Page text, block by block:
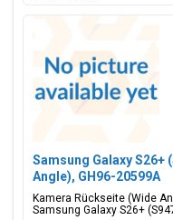
Samsung Galaxy S26+
Angle), GH96-20599A
Kamera Rückseite (Wide
Samsung Galaxy S26+